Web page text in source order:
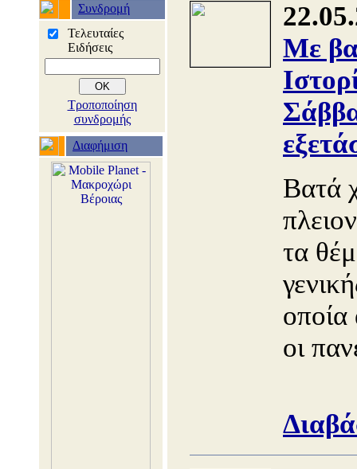
Συνδρομή
Τελευταίες
Ειδήσεις
Τροποποίηση
συνδρομής
Διαφήμιση
Με
Βατά
τα
οι